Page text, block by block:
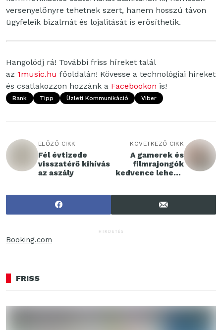
versenyelőnyre tehetnek szert, hanem hosszú távon
ügyfeleik bizalmát és lojalitását is erősíthetik.
Hangolódj rá! További friss híreket talál
az 1music.hu főoldalán! Kövesse a technológiai híreket
és csatlakozzon hozzánk a Facebookon is!
Bank Tipp Üzleti Kommunikáció Viber
ELŐZŐ CIKK
Fél évtizede
visszatérő kihívás
az aszály
KÖVETKEZŐ CIKK
A gamerek és
filmrajongók
kedvence lehet a
HIRDETÉS
Booking.com
FRISS